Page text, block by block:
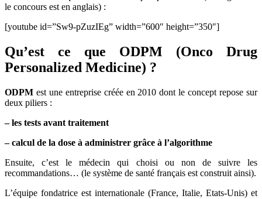
le concours est en anglais) :
[youtube id=”Sw9-pZuzIEg” width=”600″ height=”350″]
Qu’est ce que ODPM (Onco Drug
Personalized Medicine) ?
ODPM est une entreprise créée en 2010 dont le concept repose sur
deux piliers :
– les tests avant traitement
– calcul de la dose à administrer grâce à l’algorithme
Ensuite, c’est le médecin qui choisi ou non de suivre les
recommandations… (le système de santé français est construit ainsi).
L’équipe fondatrice est internationale (France, Italie, Etats-Unis) et